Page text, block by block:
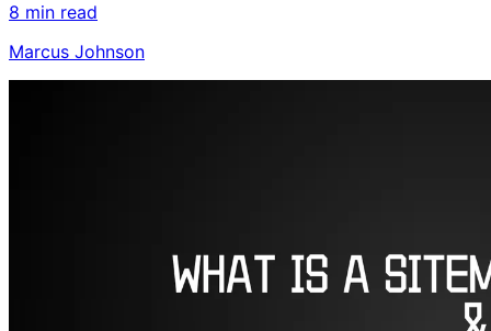
8 min read
Marcus Johnson